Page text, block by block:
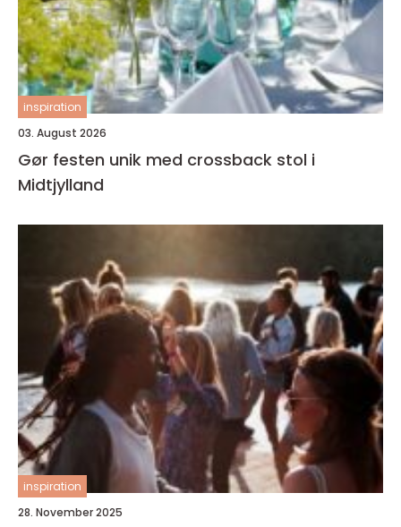
inspiration
03. August 2026
Gør festen unik med crossback stol i
Midtjylland
inspiration
28. November 2025